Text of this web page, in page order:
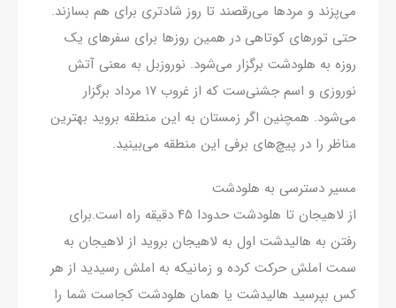
می‌پزند و مردها می‌رقصند تا روز شادتری برای هم بسازند.
حتی تورهای کوتاهی در همین روزها برای سفرهای یک
روزه به هلودشت برگزار می‌شود. نوروزبل به معنی آتش
نوروزی و اسم جشنی‌ست که از غروب ۱۷ مرداد برگزار
می‌شود. همچنین اگر زمستان به این منطقه بروید بهترین
مناظر را در پیچ‌های برفی این منطقه می‌بینید.
مسیر دسترسی به هلودشت
از لاهیجان تا هلودشت حدودا ۴۵ دقیقه راه است.برای
رفتن به هالیدشت اول به لاهیجان بروید از لاهیجان به
سمت املش حرکت کرده و زمانیکه به املش رسیدید از هر
کس بپرسید هالیدشت یا همان هلودشت کجاست شما را